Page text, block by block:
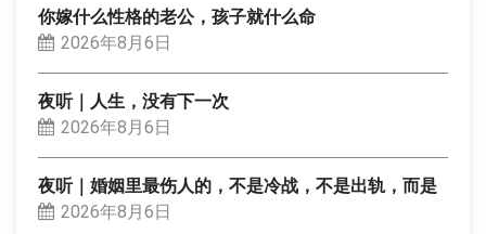
你嫁什么性格的老公，孩子就什么命
2026年8月6日
夜听｜人生，没有下一次
2026年8月6日
夜听｜婚姻里最伤人的，不是冷战，不是出轨，而是
2026年8月6日